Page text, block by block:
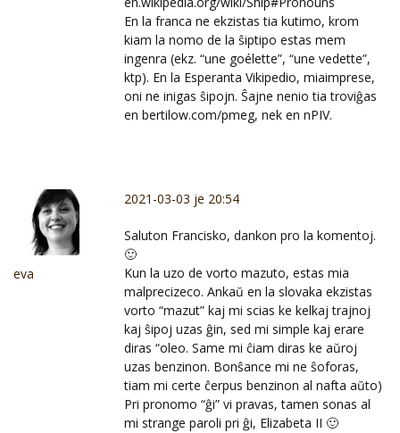
En la franca ne ekzistas tia kutimo, krom
kiam la nomo de la ŝiptipo estas mem
ingenra (ekz. “une goélette”, “une vedette”,
ktp). En la Esperanta Vikipedio, miaimprese,
oni ne inigas ŝipojn. Ŝajne nenio tia troviĝas
en bertilow.com/pmeg, nek en nPIV.
eva
2021-03-03 je 20:54
Saluton Francisko, dankon pro la komentoj.
🙂
Kun la uzo de vorto mazuto, estas mia
malprecizeco. Ankaŭ en la slovaka ekzistas
vorto “mazut” kaj mi scias ke kelkaj trajnoj
kaj ŝipoj uzas ĝin, sed mi simple kaj erare
diras “oleo. Same mi ĉiam diras ke aŭroj
uzas benzinon. Bonŝance mi ne ŝoforas,
tiam mi certe ĉerpus benzinon al nafta aŭto)
Pri pronomo “ĝi” vi pravas, tamen sonas al
mi strange paroli pri ĝi, Elizabeta II 🙂